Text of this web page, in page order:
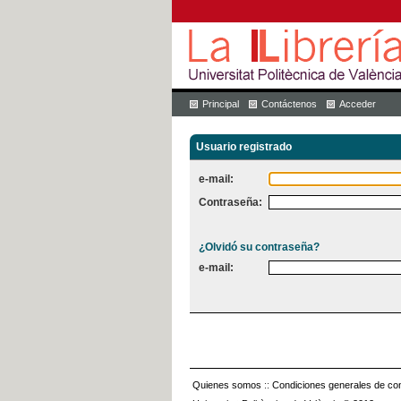
Principal Contáctenos Acceder
Usuario registrado
e-mail:
Contraseña:
¿Olvidó su contraseña?
e-mail:
Quienes somos :: Condiciones generales de